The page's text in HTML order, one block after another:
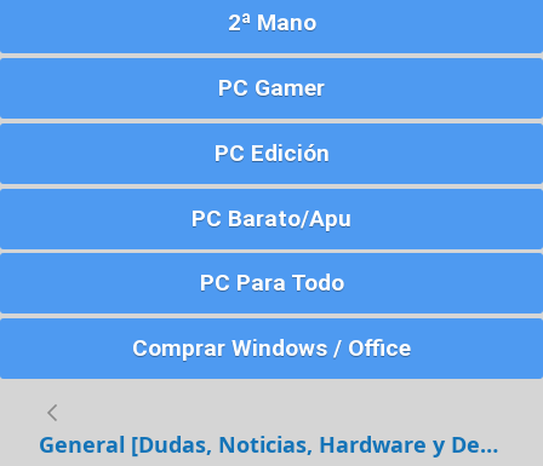
2ª Mano
PC Gamer
PC Edición
PC Barato/Apu
PC Para Todo
Comprar Windows / Office
General [Dudas, Noticias, Hardware y Debates]